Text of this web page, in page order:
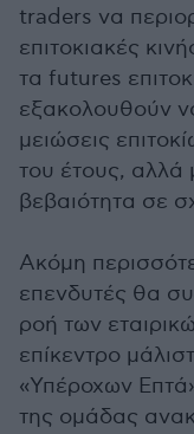
traders να
επιτοκιακές
τα futures
εξακολουθούν
μειώσεις
του έτους, αλλά
βεβαιότητα σε
Ακόμη
επενδυτές θα
ροή των
επίκεντρο
«Υπέροχων
της ομάδας